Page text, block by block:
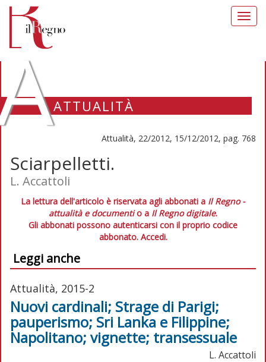
ATTUALITÀ
Attualità, 22/2012, 15/12/2012, pag. 768
Sciarpelletti.
L. Accattoli
La lettura dell'articolo è riservata agli abbonati a Il Regno -
attualità e documentio a Il Regno digitale.
Gli abbonati possono autenticarsi con il proprio codice
abbonato. Accedi.
Leggi anche
Attualità, 2015-2
Nuovi cardinali; Strage di Parigi;
pauperismo; Sri Lanka e Filippine;
Napolitano; vignette; transessuale
L. Accattoli